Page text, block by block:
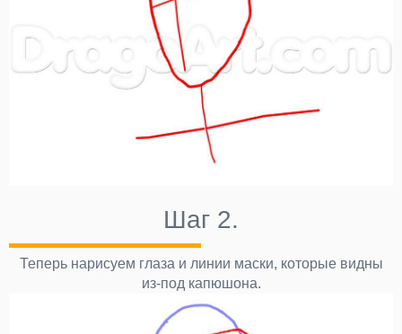
Шаг 2.
Теперь нарисуем глаза и линии маски, которые видны
из-под капюшона.